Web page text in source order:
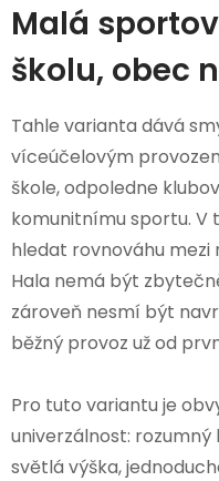
Malá
školu, obec
Tahle varianta dává
víceúčelovým
škole, odpoledne
komunitnímu sportu. V
hledat rovnováhu
Hala nemá být
zároveň nesmí být
běžný provoz už od
Pro tuto variantu je
univerzálnost:
světlá výška,